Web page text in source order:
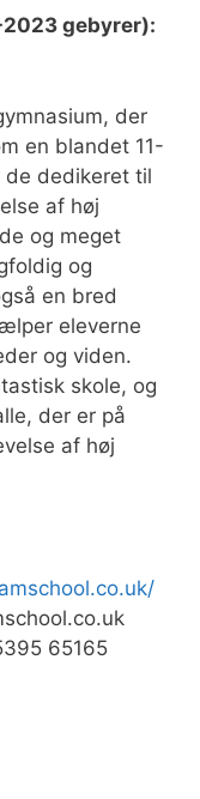
gebyrer):
der
en blandet 11-
de dedikeret til
af høj
og meget
og
en bred
eleverne
og viden.
skole, og
der er på
af høj
65165